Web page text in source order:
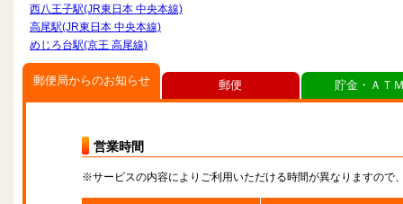
西八王子駅(JR東日本 中央本線)
高尾駅(JR東日本 中央本線)
めじろ台駅(京王 高尾線)
郵便局からのお知らせ
営業時間
※サービスの内容によりご利用いただける時間が異なりますので
郵便 貯金・ＡＴ